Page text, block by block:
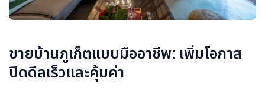
ขายบ้านภูเก็ตแบบมืออาชีพ: เพิ่มโอกาส
ปิดดีลเร็วและคุ้มค่า